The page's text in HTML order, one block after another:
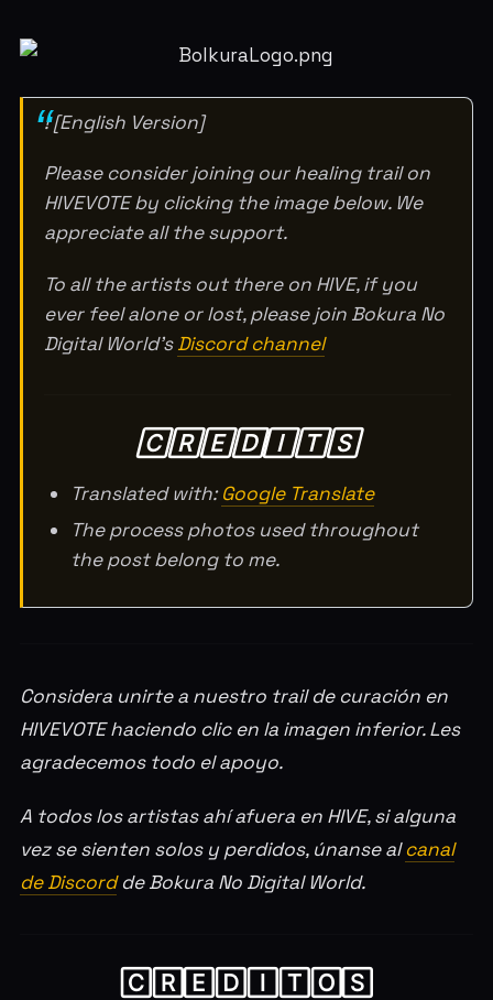
! [English Version]
Please consider joining our healing trail on
HIVEVOTE by clicking the image below. We
appreciate all the support.
To all the artists out there on HIVE, if you
ever feel alone or lost, please join Bokura No
Digital World'sDiscord channel
🄲🅁🄴🄳🄸🅃🅂
Translated with:Google Translate
The process photos used throughout
the post belong to me.
Considera unirte a nuestro trail de curación en
HIVEVOTE haciendo clic en la imagen inferior. Les
agradecemos todo el apoyo.
A todos los artistas ahí afuera en HIVE, si alguna
vez se sienten solos y perdidos, únanse alcanal
de Discordde Bokura No Digital World.
🄲🅁🄴🄳🄸🅃🄾🅂